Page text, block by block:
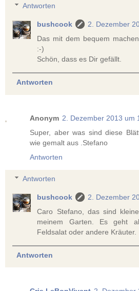
Antworten
bushcook
2. Dezember
Das mit dem bequem
:-)
Schön, dass es Dir gefällt.
Antworten
Anonym 2. Dezember 2013 um
Super, aber was sind diese
wie gemalt aus .Stefano
Antworten
Antworten
bushcook
2. Dezember
Caro Stefano, das sind
meinem Garten. Es geht
Feldsalat oder andere Kräuter.
Antworten